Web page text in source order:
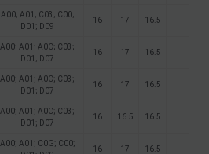
A00; A01; C03; C00;
D01; D09
16 17 16.5
A00; A01; A0C; C03;
D01; D07
16 17 16.5
A00; A01; A0C; C03;
D01; D07
16 17 16.5
A00; A01; A0C; C03;
D01; D07
16 16.5 16.5
A00; A01; C0G; C00;
16 17 16.5